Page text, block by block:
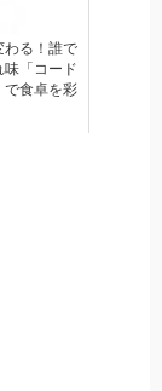
わる！誰で
味「コード
で食卓を彩